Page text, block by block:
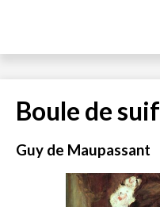
Boule de suif
Guy de Maupassant